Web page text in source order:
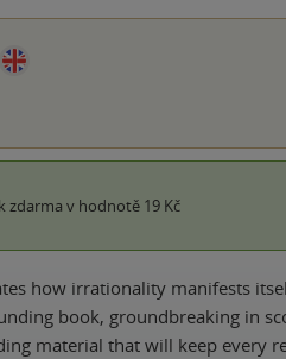
zdarma v hodnotě 19 Kč
how irrationality manifests
book, groundbreaking in
material that will keep every